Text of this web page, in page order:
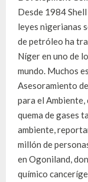
Desde 1984
leyes nigerianas
de petróleo ha
Níger en uno de
mundo. Muchos
Asesoramiento
para el
quema de gases
ambiente,
millón de
en Ogoniland,
químico